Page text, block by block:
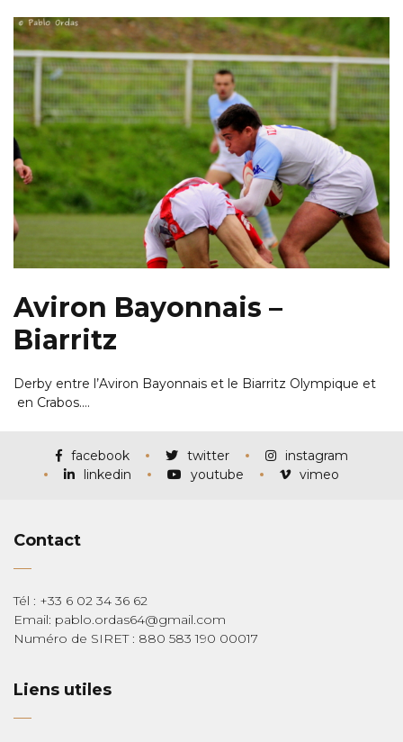
Aviron Bayonnais –
Biarritz
Derby entre l’Aviron Bayonnais et le Biarritz Olympique et
en Crabos.…
facebook twitter
instagram
linkedin
youtube vimeo
Contact
Tél : +33 6 02 34 36 62
Email: pablo.ordas64@gmail.com
Numéro de SIRET : 880 583 190 00017
Liens utiles